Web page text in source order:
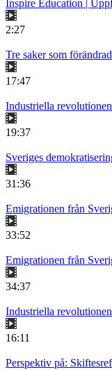
Inspire Education |
2:27
Tre saker som
17:47
Industriella
19:37
Sveriges
31:36
Emigrationen från
33:52
Emigrationen från
34:37
Industriella
16:11
Perspektiv på: